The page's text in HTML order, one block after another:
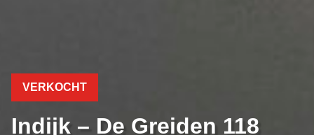
VERKOCHT
Indijk – De Greiden 118